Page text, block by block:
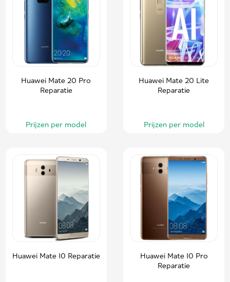
Huawei Mate 20 Pro
Reparatie
Prijzen per model
Huawei Mate 20 Lite
Reparatie
Prijzen per model
Huawei Mate 10 Reparatie
Huawei Mate 10 Pro
Reparatie